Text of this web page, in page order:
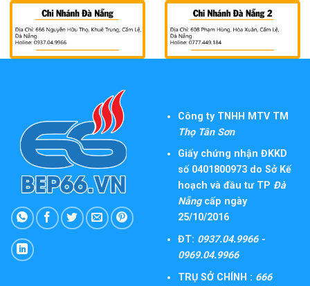
Công ty TNHH MTV TM
Thọ Tân Sơn
Giấy chứng nhận ĐKKD
số 0401800973 do Sở Kế
hoạch và đầu tư TP Đà
Nẵngcấp ngày
25/10/2016
ĐT: 0937.04.9966 -
0969.04.9966
TRỤ SỞ CHÍNH : 666